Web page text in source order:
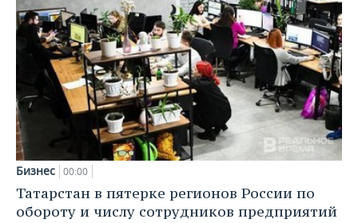
Бизнес 00:00
Татарстан в пятерке регионов России по
обороту и числу сотрудников предприятий